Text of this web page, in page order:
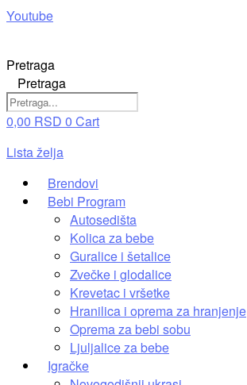
Youtube
Pretraga
Pretraga
0,00 RSD 0 Cart
Lista želja
Brendovi
Bebi Program
Autosedišta
Kolica za bebe
Guralice i šetalice
Zvečke i glodalice
Krevetac i vršetke
Hranilica i oprema za hranjenje
Oprema za bebi sobu
Ljuljalice za bebe
Igračke